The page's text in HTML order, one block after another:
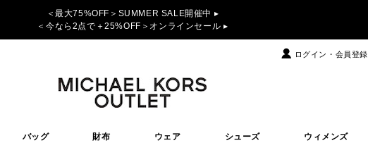
＜最大75%OFF＞SUMMER SALE開催中 ▸
＜今なら2点で＋25%OFF＞オンラインセール ▸
ログイン・会員登録
バッグ 財布 ウェア シューズ ウィメンズ